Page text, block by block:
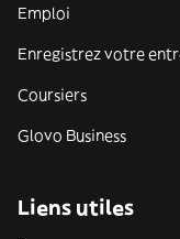
Emploi
Enregistrez votre
Coursiers
Glovo Business
Liens utiles